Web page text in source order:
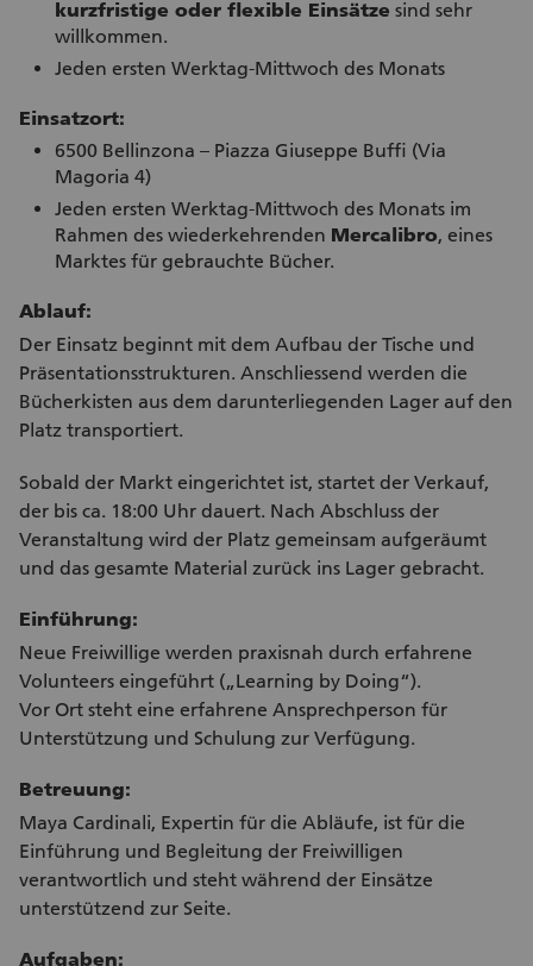
kurzfristige oder flexible Einsätze sind sehr
willkommen.
Jeden ersten Werktag-Mittwoch des Monats
Einsatzort:
6500 Bellinzona – Piazza Giuseppe Buffi (Via
Magoria 4)
Jeden ersten Werktag-Mittwoch des Monats im
Rahmen des wiederkehrenden Mercalibro, eines
Marktes für gebrauchte Bücher.
Ablauf:
Der Einsatz beginnt mit dem Aufbau der Tische und
Präsentationsstrukturen. Anschliessend werden die
Bücherkisten aus dem darunterliegenden Lager auf den
Platz transportiert.
Sobald der Markt eingerichtet ist, startet der Verkauf,
der bis ca. 18:00 Uhr dauert. Nach Abschluss der
Veranstaltung wird der Platz gemeinsam aufgeräumt
und das gesamte Material zurück ins Lager gebracht.
Einführung:
Neue Freiwillige werden praxisnah durch erfahrene
Volunteers eingeführt („Learning by Doing“).
Vor Ort steht eine erfahrene Ansprechperson für
Unterstützung und Schulung zur Verfügung.
Betreuung:
Maya Cardinali, Expertin für die Abläufe, ist für die
Einführung und Begleitung der Freiwilligen
verantwortlich und steht während der Einsätze
unterstützend zur Seite.
Aufgaben: